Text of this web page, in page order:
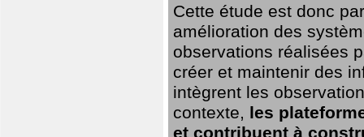
Cette étude est donc
amélioration des
observations réalisées
créer et maintenir des
intègrent les
contexte, les
et contribuent à